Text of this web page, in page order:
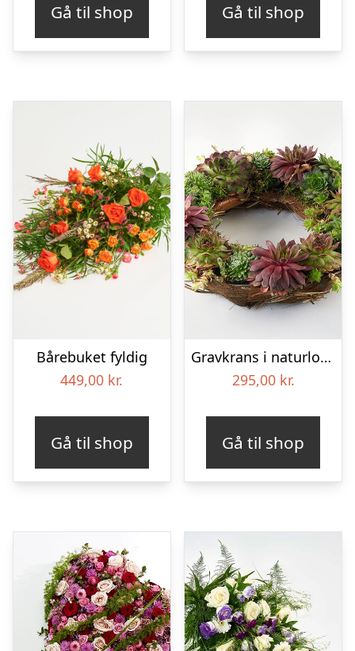
Gå til shop Gå til shop
Bårebuket fyldig
449,00 kr.
Gå til shop
Gravkrans i naturlook – Blomster til begravelse
295,00 kr.
Gå til shop